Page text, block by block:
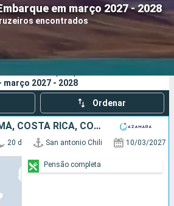
em março 2027 - 2028
encontrados
Companhias
Pesquisar
março 2027 - 2028
Ordenar
CHILE, PERÚ, PANAMÁ, COSTA RICA, COLOMBIA, MÉXICO, ESTADOS UNIDOS
20 d San antonio Chili 10/03/2027
Pensão completa